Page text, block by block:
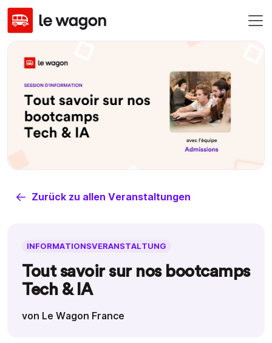
Zurück zu allen Veranstaltungen
INFORMATIONSVERANSTALTUNG
Tout savoir sur nos bootcamps
Tech & IA
von Le Wagon France